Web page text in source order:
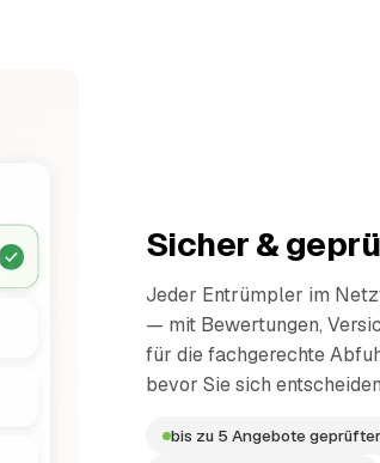
Sicher &
Jeder Entrümpler im
— mit Bewertungen,
für die fachgerechte
bevor Sie sich
bis zu 5 Angebote